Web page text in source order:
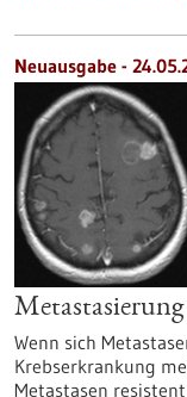
Neuausgabe -
Wenn sich
Krebserkrankung
Metastasen